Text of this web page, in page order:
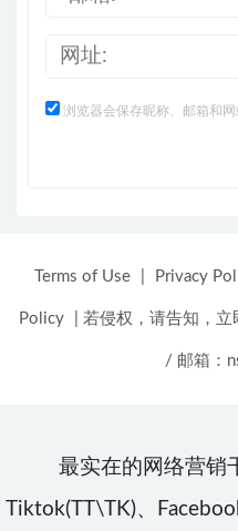
浏览器会保存昵称、邮箱和
Terms of Use Privacy
Policy 若侵权，请告知，立
/ 邮箱：
最实在的网络营销
Tiktok(TT\TK)、